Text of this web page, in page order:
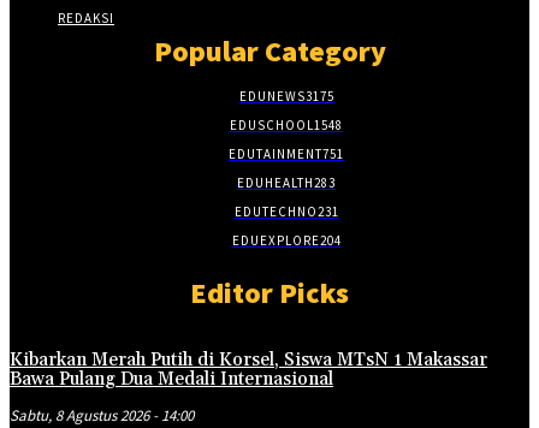
REDAKSI
Popular Category
EDUNEWS3175
EDUSCHOOL1548
EDUTAINMENT751
EDUHEALTH283
EDUTECHNO231
EDUEXPLORE204
Editor Picks
Kibarkan Merah Putih di Korsel, Siswa MTsN 1 Makassar
Bawa Pulang Dua Medali Internasional
Sabtu, 8 Agustus 2026 - 14:00